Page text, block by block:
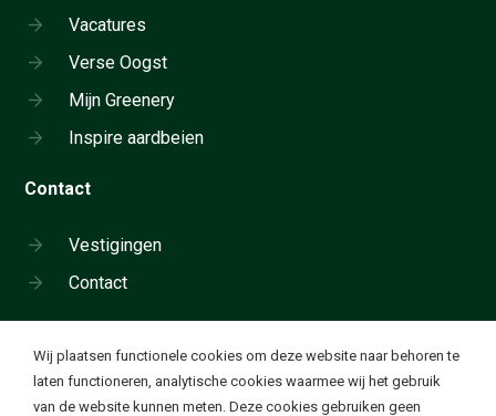
Vacatures
Verse Oogst
Mijn Greenery
Inspire aardbeien
Contact
Vestigingen
Contact
Neem telefonisch contact op:
+31 180 655 911
Wij plaatsen functionele cookies om deze website naar behoren te
laten functioneren, analytische cookies waarmee wij het gebruik
van de website kunnen meten. Deze cookies gebruiken geen
Cookie instellingen